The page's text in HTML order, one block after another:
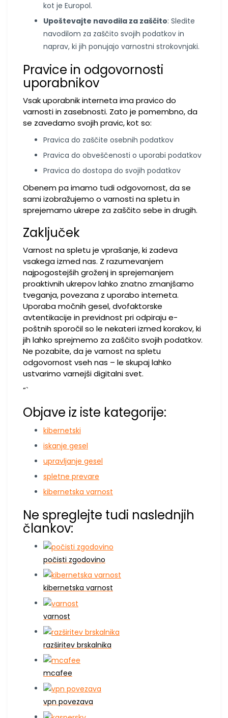
kot je Europol.
Upoštevajte navodila za zaščito: Sledite
navodilom za zaščito svojih podatkov in
naprav, ki jih ponujajo varnostni strokovnjaki.
Pravice in odgovornosti
uporabnikov
Vsak uporabnik interneta ima pravico do
varnosti in zasebnosti. Zato je pomembno, da
se zavedamo svojih pravic, kot so:
Pravica do zaščite osebnih podatkov
Pravica do obveščenosti o uporabi podatkov
Pravica do dostopa do svojih podatkov
Obenem pa imamo tudi odgovornost, da se
sami izobražujemo o varnosti na spletu in
sprejemamo ukrepe za zaščito sebe in drugih.
Zaključek
Varnost na spletu je vprašanje, ki zadeva
vsakega izmed nas. Z razumevanjem
najpogostejših groženj in sprejemanjem
proaktivnih ukrepov lahko znatno zmanjšamo
tveganja, povezana z uporabo interneta.
Uporaba močnih gesel, dvofaktorske
avtentikacije in previdnost pri odpiraju e-
poštnih sporočil so le nekateri izmed korakov, ki
jih lahko sprejmemo za zaščito svojih podatkov.
Ne pozabite, da je varnost na spletu
odgovornost vseh nas – le skupaj lahko
ustvarimo varnejši digitalni svet.
“`
Objave iz iste kategorije:
kibernetski
iskanje gesel
upravljanje gesel
spletne prevare
kibernetska varnost
Ne spreglejte tudi naslednjih
člankov:
počisti zgodovino
kibernetska varnost
varnost
razširitev brskalnika
mcafee
vpn povezava